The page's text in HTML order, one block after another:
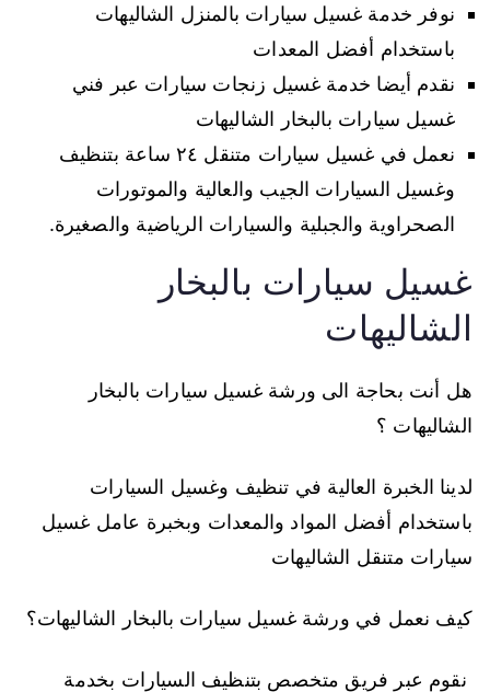
نوفر خدمة غسيل سيارات بالمنزل الشاليهات
باستخدام أفضل المعدات
نقدم أيضا خدمة غسيل زنجات سيارات عبر فني
غسيل سيارات بالبخار الشاليهات
نعمل في غسيل سيارات متنقل ٢٤ ساعة بتنظيف
وغسيل السيارات الجيب والعالية والموتورات
الصحراوية والجبلية والسيارات الرياضية والصغيرة.
غسيل سيارات بالبخار
الشاليهات
هل أنت بحاجة الى ورشة غسيل سيارات بالبخار
الشاليهات ؟
لدينا الخبرة العالية في تنظيف وغسيل السيارات
باستخدام أفضل المواد والمعدات وبخبرة عامل غسيل
سيارات متنقل الشاليهات
كيف نعمل في ورشة غسيل سيارات بالبخار الشاليهات؟
نقوم عبر فريق متخصص بتنظيف السيارات بخدمة